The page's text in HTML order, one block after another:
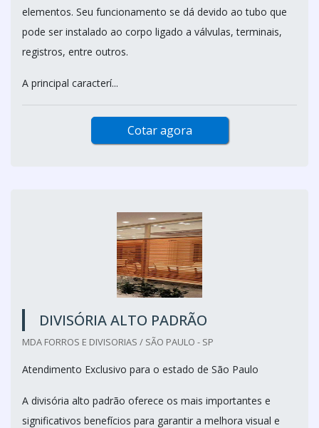
elementos. Seu funcionamento se dá devido ao tubo que
pode ser instalado ao corpo ligado a válvulas, terminais,
registros, entre outros.
A principal caracterí...
Cotar agora
DIVISÓRIA ALTO PADRÃO
MDA FORROS E DIVISORIAS / SÃO PAULO - SP
Atendimento Exclusivo para o estado de São Paulo
A divisória alto padrão oferece os mais importantes e
significativos benefícios para garantir a melhora visual e